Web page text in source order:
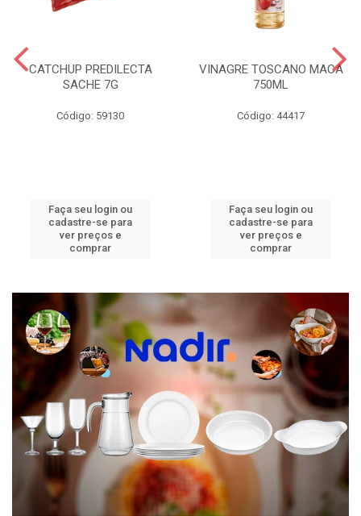
CATCHUP PREDILECTA
SACHE 7G
Código: 59130
Faça seu login ou
cadastre-se para
ver preços e
comprar
VINAGRE TOSCANO MACA
750ML
Código: 44417
Faça seu login ou
cadastre-se para
ver preços e
comprar